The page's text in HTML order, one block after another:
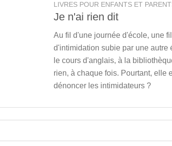
LIVRES POUR ENFANTS ET
Je n'ai rien dit
Au fil d'une journée d'école, une
d'intimidation subie par une
le cours d'anglais, à la
rien, à chaque fois. Pourtant, elle
dénoncer les intimidateurs ?